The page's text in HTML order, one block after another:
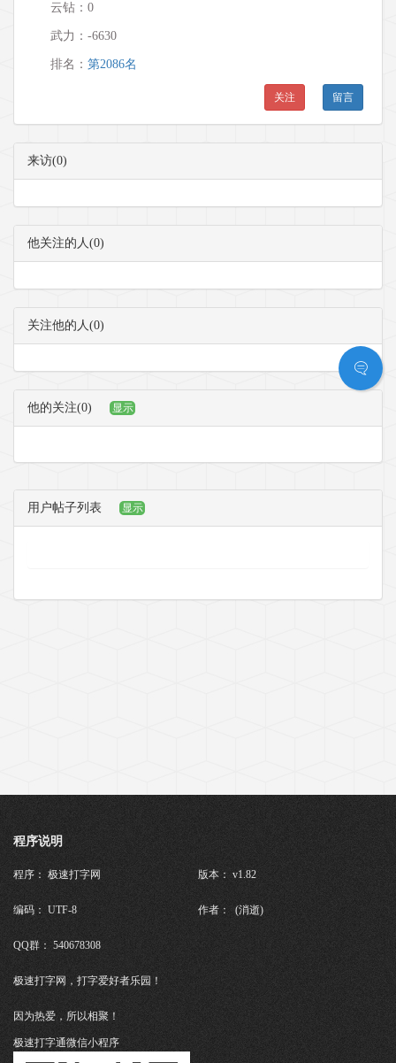
云钻：0
武力： -6630
排名： 第2086名
留言
关注
来访(0)
他关注的人(0)
关注他的人(0)
他的关注(0) 显示
用户帖子列表 显示
程序说明
程序： 极速打字网 版本： v1.82
编码： UTF-8 作者： (消逝)
QQ群： 540678308
极速打字网，打字爱好者乐园！
因为热爱，所以相聚！
极速打字通微信小程序